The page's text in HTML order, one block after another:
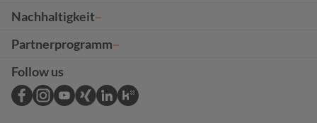
Nachhaltigkeit
Partnerprogramm
Follow us